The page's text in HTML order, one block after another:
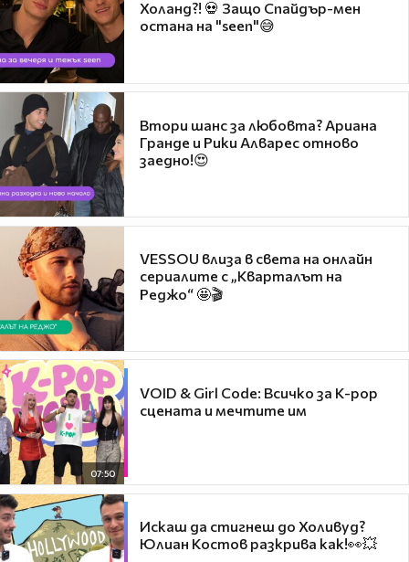
Холанд?! 💀 Защо Спайдър-мен
остана на "seen"😅
Втори шанс за любовта? Ариана
Гранде и Рики Алварес отново
заедно!😍
VESSOU влиза в света на онлайн
сериалите с „Кварталът на
Реджо“ 🤩🎬
07:50
VOID & Girl Code: Всичко за K-pop
сцената и мечтите им
Искаш да стигнеш до Холивуд?
Юлиан Костов разкрива как!👀💥